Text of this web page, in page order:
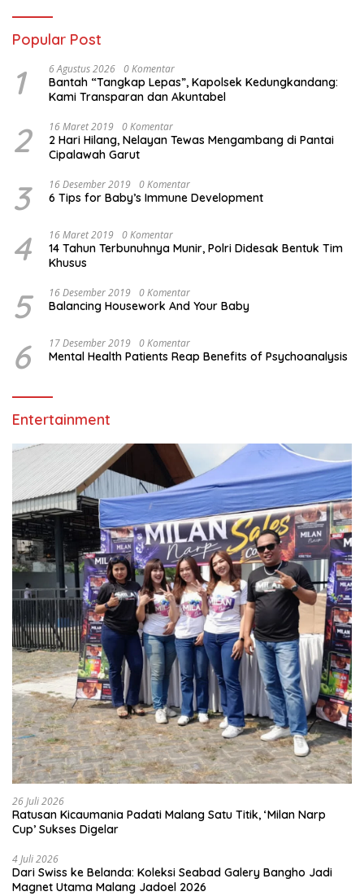
Popular Post
1 6 Agustus 2026 0 Komentar
Bantah “Tangkap Lepas”, Kapolsek Kedungkandang:
Kami Transparan dan Akuntabel
2 16 Maret 2019 0 Komentar
2 Hari Hilang, Nelayan Tewas Mengambang di Pantai
Cipalawah Garut
3 16 Desember 2019 0 Komentar
6 Tips for Baby’s Immune Development
4 16 Maret 2019 0 Komentar
14 Tahun Terbunuhnya Munir, Polri Didesak Bentuk Tim
Khusus
5 16 Desember 2019 0 Komentar
Balancing Housework And Your Baby
6 17 Desember 2019 0 Komentar
Mental Health Patients Reap Benefits of Psychoanalysis
Entertainment
26 Juli 2026
Ratusan Kicaumania Padati Malang Satu Titik, ‘Milan Narp
Cup’ Sukses Digelar
4 Juli 2026
Dari Swiss ke Belanda: Koleksi Seabad Galery Bangho Jadi
Magnet Utama Malang Jadoel 2026